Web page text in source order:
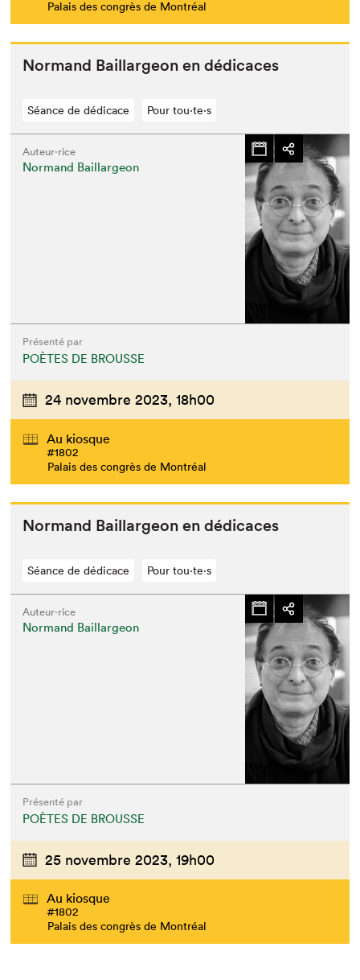
Palais des congrès de Montréal
Nor­mand Bail­largeon en dédicaces
Séance de dédicace Pour tou⋅te⋅s
Auteur·rice
Normand Baillargeon
Présenté par
POÈTES DE BROUSSE
24 novembre 2023, 18h00
Au kiosque
#1802
Palais des congrès de Montréal
Nor­mand Bail­largeon en dédicaces
Séance de dédicace Pour tou⋅te⋅s
Auteur·rice
Normand Baillargeon
Présenté par
POÈTES DE BROUSSE
25 novembre 2023, 19h00
Au kiosque
#1802
Palais des congrès de Montréal